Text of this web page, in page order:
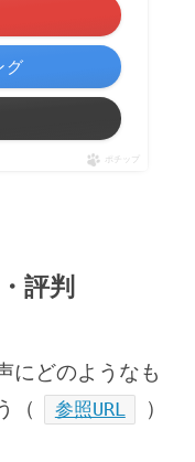
グ
ポチップ
評判
にどのようなも
（
参照URL ）